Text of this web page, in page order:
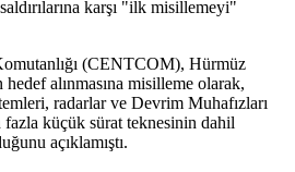
karşı "ilk misillemeyi"
(CENTCOM), Hürmüz
alınmasına misilleme olarak,
radarlar ve Devrim Muhafızları
fazla küçük sürat teknesinin dahil
açıklamıştı.